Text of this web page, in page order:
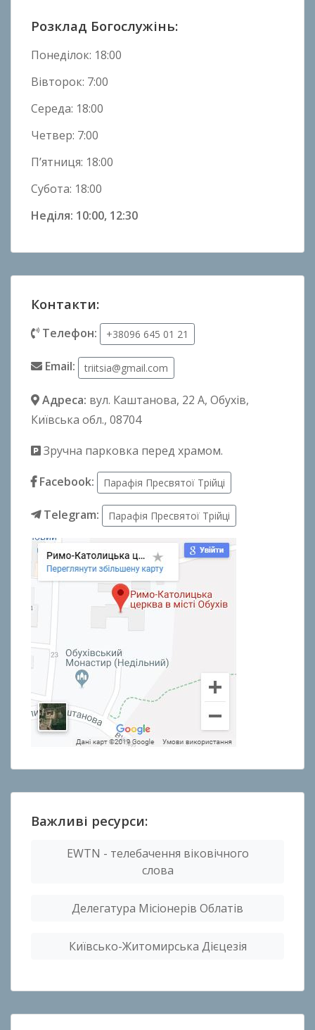
Розклад Богослужінь:
Понеділок: 18:00
Вівторок: 7:00
Середа: 18:00
Четвер: 7:00
П’ятниця: 18:00
Субота: 18:00
Неділя: 10:00, 12:30
Контакти:
Телефон: +38096 645 01 21
Email: triitsia@gmail.com
Адреса: вул. Каштанова, 22 А, Обухів,
Київська обл., 08704
Зручна парковка перед храмом.
Facebook:
Парафія Пресвятої Трійці
Telegram: Парафія Пресвятої Трійці
Важливі ресурси:
EWTN - телебачення віковічного
слова
Делегатура Місіонерів Облатів
Київсько-Житомирська Дієцезія